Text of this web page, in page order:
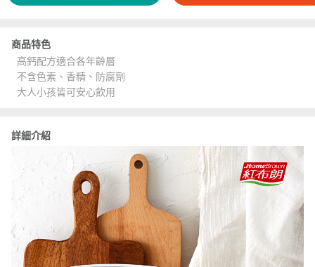
商品特色
高鈣配方適合各年齡層
不含色素、香精、防腐劑
大人小孩皆可安心飲用
詳細介紹